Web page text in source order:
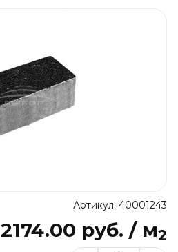
Артикул: 40001243
2174.00 руб. / м2